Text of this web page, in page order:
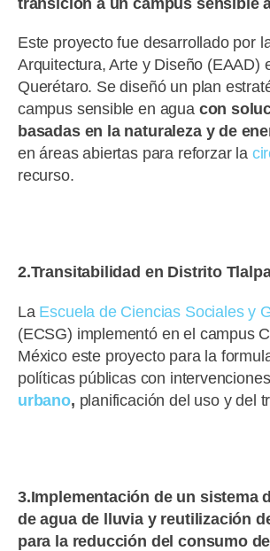
Este proyecto fue desarrollado por
Arquitectura, Arte y Diseño (EAAD)
Querétaro. Se diseñó un plan
campus sensible en agua con
basadas en la naturaleza y de
en áreas abiertas para reforzar la
recurso.
2.Transitabilidad en Distrito
La Escuela de Ciencias Sociales y
(ECSG) implementó en el campus
México este proyecto para la
políticas públicas con
urbano, planificación del uso y del
3.Implementación de un sistema
de agua de lluvia y reutilización
para la reducción del consumo